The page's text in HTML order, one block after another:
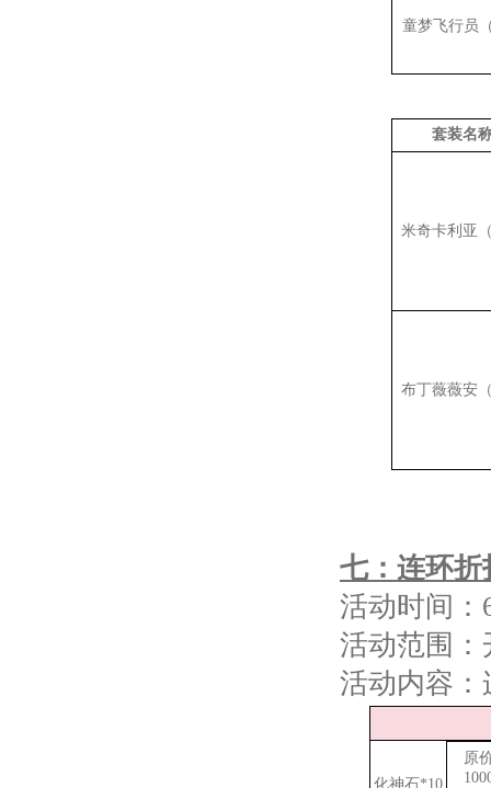
童梦飞行员
套装名
米奇卡利亚
布丁薇薇安
七：连环折
活动时间：
活动范围：
活动内容
化神石*10
原